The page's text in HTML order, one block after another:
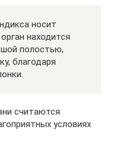
носит
находится
полостью,
благодаря
считаются
условиях